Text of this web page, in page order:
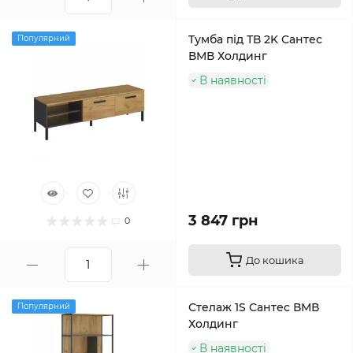
Популярний
0
Тумба під ТВ 2K Сантес
ВМВ Холдинг
В наявності
3 847 грн
До кошика
Популярний
Стелаж 1S Сантес ВМВ
Холдинг
В наявності